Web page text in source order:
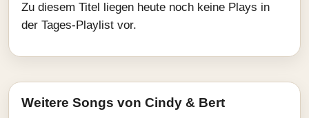
Zu diesem Titel liegen heute noch keine Plays in
der Tages-Playlist vor.
Weitere Songs von Cindy & Bert